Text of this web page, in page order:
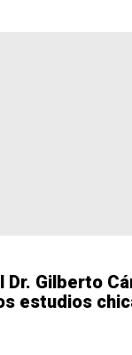
Dr. Gilberto
estudios